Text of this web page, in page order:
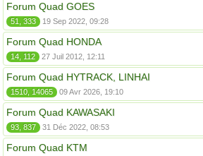
Forum Quad GOES
51, 333 19 Sep 2022, 09:28
Forum Quad HONDA
14, 112 27 Juil 2012, 12:11
Forum Quad HYTRACK, LINHAI
1510, 14065 09 Avr 2026, 19:10
Forum Quad KAWASAKI
93, 837 31 Déc 2022, 08:53
Forum Quad KTM